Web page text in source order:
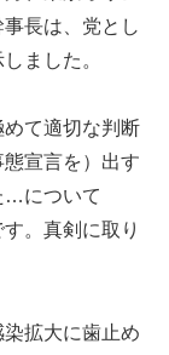
長は、党とし
ました。
て適切な判断
宣言を）出す
…について
。真剣に取り
拡大に歯止め